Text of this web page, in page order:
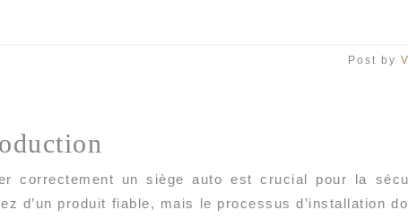
Post by
correctement un siège auto est crucial pour la
d’un produit fiable, mais le processus d’installation